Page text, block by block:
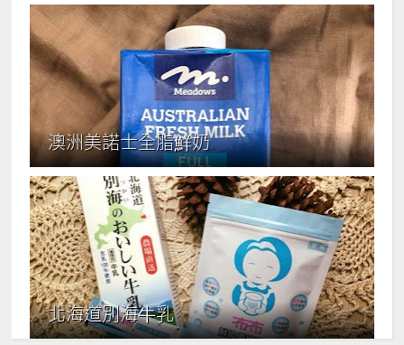
澳洲美諾士全脂鮮奶
北海道別海牛乳